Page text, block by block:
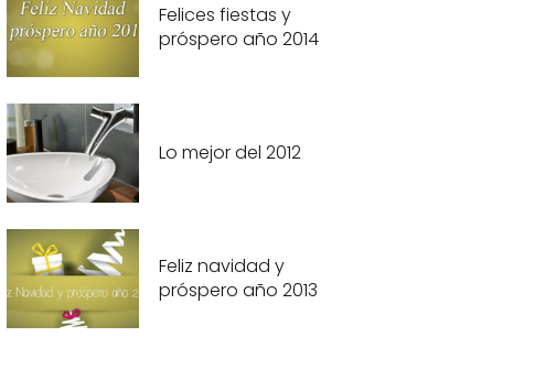
Felices fiestas y
próspero año 2014
Lo mejor del 2012
Feliz navidad y
próspero año 2013